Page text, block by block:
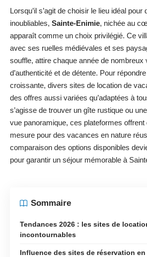
Lorsqu’il s’agit de choisir le lieu idéal
inoubliables, Sainte-Enimie, nichée au
apparaît comme un choix privilégié. Ce
avec ses ruelles médiévales et ses
souffle, attire chaque année de nombreux
d’authenticité et de détente. Pour
croissante, divers sites de location de
des offres aussi variées qu’adaptées à
s’agisse de trouver un gîte rustique ou
vue panoramique, ces plateformes
mesure pour des vacances en nature
comparaison des options disponibles
pour garantir un séjour mémorable à
Sommaire
Tendances 2026 : les sites de
incontournables
Influence des sites de réservation